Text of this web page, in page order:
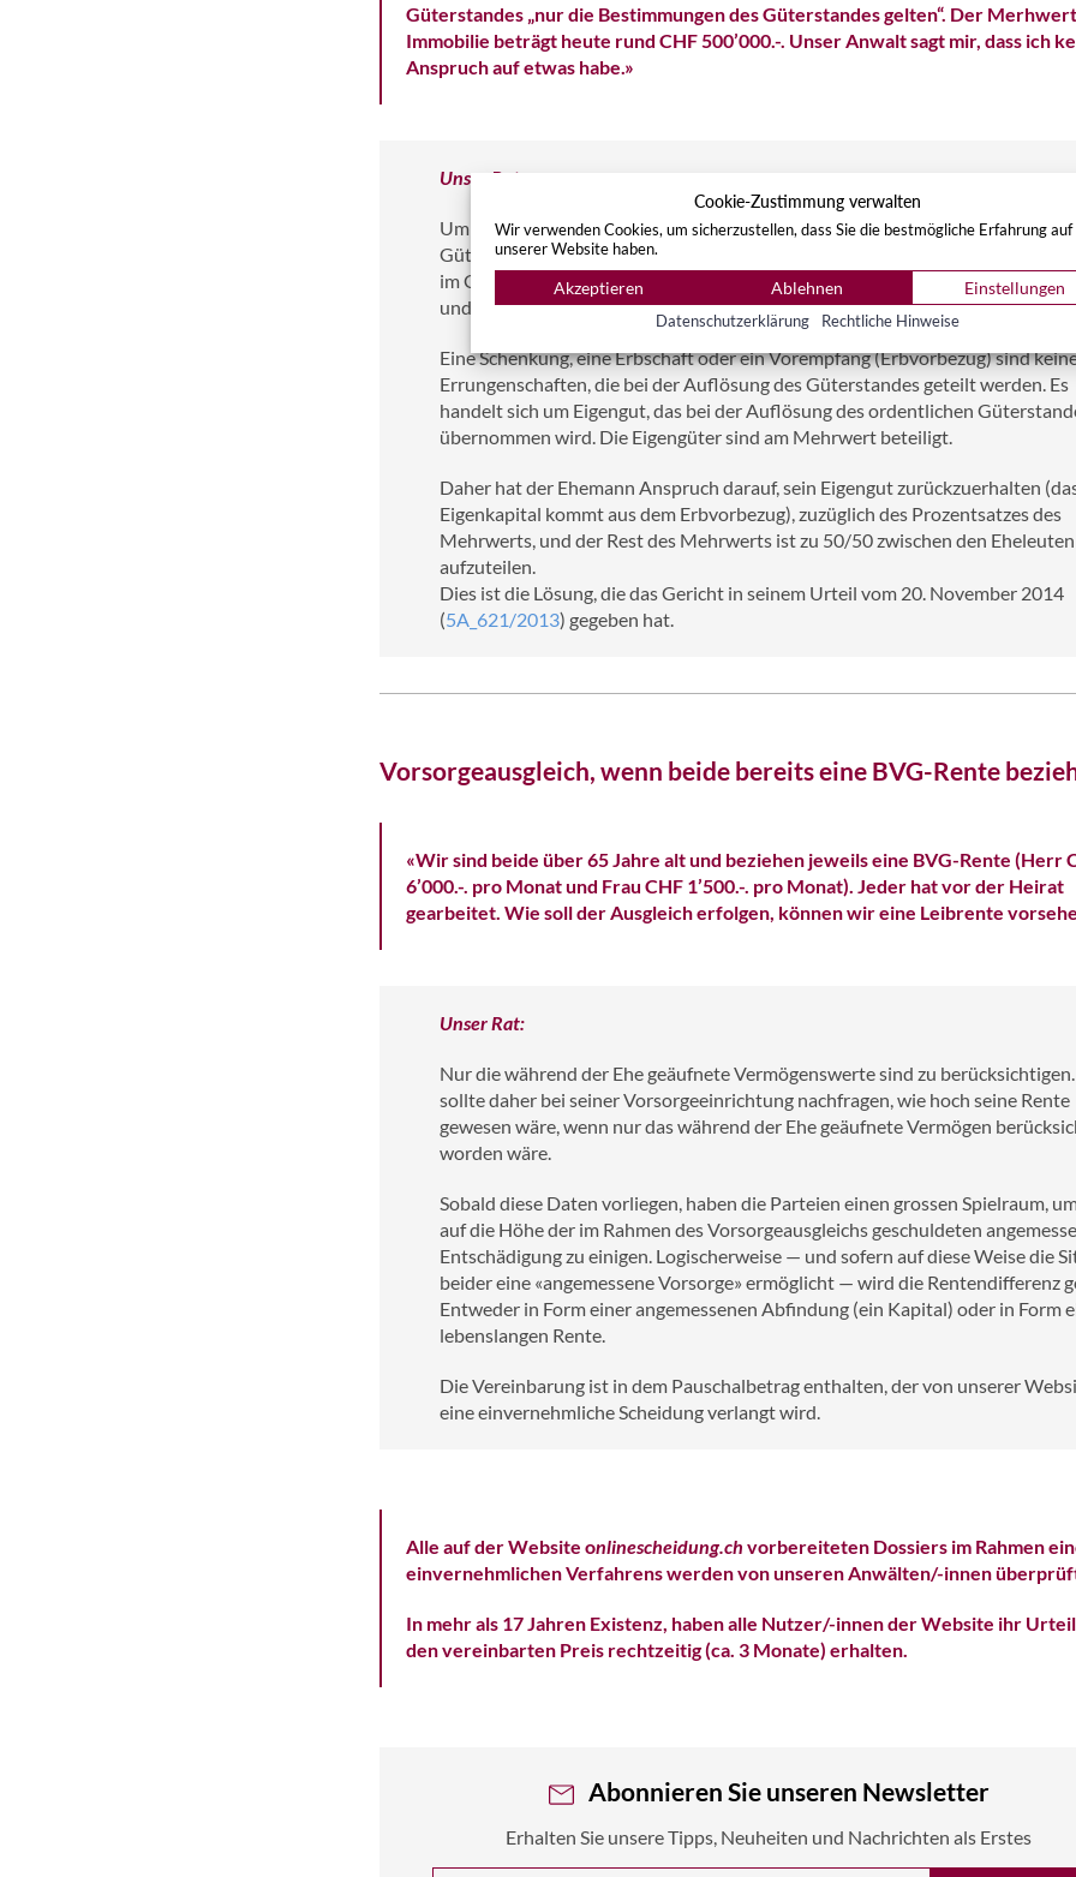
Güterstandes „nur die Bestimmungen des Güterstandes gelten“. Der
Immobilie beträgt heute rund CHF 500’000.-. Unser Anwalt sagt mir, dass ich
Anspruch auf etwas habe.»
Unser Rat:
Um zu bestimmen, ob und wie ein Mehrwert der Immobilie bei der Auflösung
Güterstandes der Errungenschaftsbeteiligung aufgeteilt werden muss, sind
im Grundbuch eingetragenen Miteigentumsanteile von Bedeutung, sondern
und Weise, wie die Finanzierung beim Immobilienkauf erfolgte.
Eine Schenkung, eine Erbschaft oder ein Vorempfang (Erbvorbezug) sind
Errungenschaften, die bei der Auflösung des Güterstandes geteilt werden. Es
handelt sich um Eigengut, das bei der Auflösung des ordentlichen
übernommen wird. Die Eigengüter sind am Mehrwert beteiligt.
Daher hat der Ehemann Anspruch darauf, sein Eigengut zurückzuerhalten
Eigenkapital kommt aus dem Erbvorbezug), zuzüglich des Prozentsatzes des
Mehrwerts, und der Rest des Mehrwerts ist zu 50/50 zwischen den Eheleuten
aufzuteilen.
Dies ist die Lösung, die das Gericht in seinem Urteil vom 20. November 2014
(5A_621/2013) gegeben hat.
Vorsorgeausgleich, wenn beide bereits eine BVG-Rente
«Wir sind beide über 65 Jahre alt und beziehen jeweils eine BVG-Rente (Herr
6’000.-. pro Monat und Frau CHF 1’500.-. pro Monat). Jeder hat vor der Heirat
gearbeitet. Wie soll der Ausgleich erfolgen, können wir eine Leibrente
Unser Rat:
Nur die während der Ehe geäufnete Vermögenswerte sind zu
sollte daher bei seiner Vorsorgeeinrichtung nachfragen, wie hoch seine Rente
gewesen wäre, wenn nur das während der Ehe geäufnete Vermögen
worden wäre.
Sobald diese Daten vorliegen, haben die Parteien einen grossen Spielraum,
auf die Höhe der im Rahmen des Vorsorgeausgleichs geschuldeten
Entschädigung zu einigen. Logischerweise — und sofern auf diese Weise die
beider eine «angemessene Vorsorge» ermöglicht — wird die Rentendifferenz
Entweder in Form einer angemessenen Abfindung (ein Kapital) oder in Form
lebenslangen Rente.
Die Vereinbarung ist in dem Pauschalbetrag enthalten, der von unserer
eine einvernehmliche Scheidung verlangt wird.
Alle auf der Website onlinescheidung.ch vorbereiteten Dossiers im Rahmen
einvernehmlichen Verfahrens werden von unseren Anwälten/-innen
In mehr als 17 Jahren Existenz, haben alle Nutzer/-innen der Website ihr
den vereinbarten Preis rechtzeitig (ca. 3 Monate) erhalten.
Abonnieren Sie unseren Newsletter
Erhalten Sie unsere Tipps, Neuheiten und Nachrichten als Erstes
Cookie-Zustimmung verwalten
Wir verwenden Cookies, um sicherzustellen, dass Sie die bestmögliche Erfahrung auf
unserer Website haben.
Akzeptieren Ablehnen Einstellungen
Datenschutzerklärung Rechtliche Hinweise